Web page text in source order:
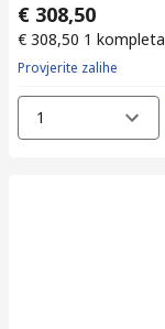
€ 308,50
€ 308,50 1 kompleta
Provjerite zalihe
1